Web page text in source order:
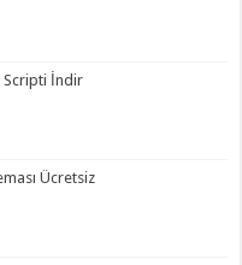
Scripti İndir
Ücretsiz